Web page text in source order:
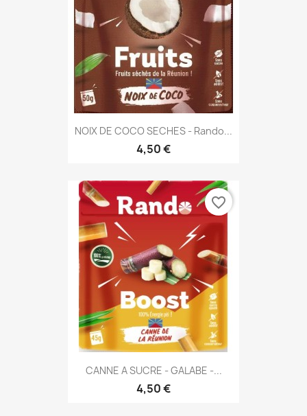
NOIX DE COCO SECHES - Rando...
4,50 €
CANNE A SUCRE - GALABE -...
4,50 €
favorite_border